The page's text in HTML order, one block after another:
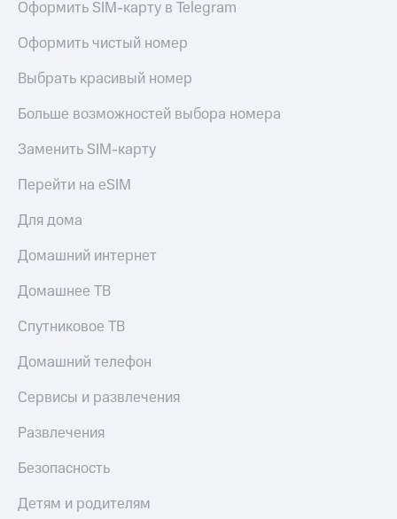
Оформить SIM-карту в Telegram
Оформить чистый номер
Выбрать красивый номер
Больше возможностей выбора номера
Заменить SIM-карту
Перейти на eSIM
Для дома
Домашний интернет
Домашнее ТВ
Спутниковое ТВ
Домашний телефон
Сервисы и развлечения
Развлечения
Безопасность
Детям и родителям